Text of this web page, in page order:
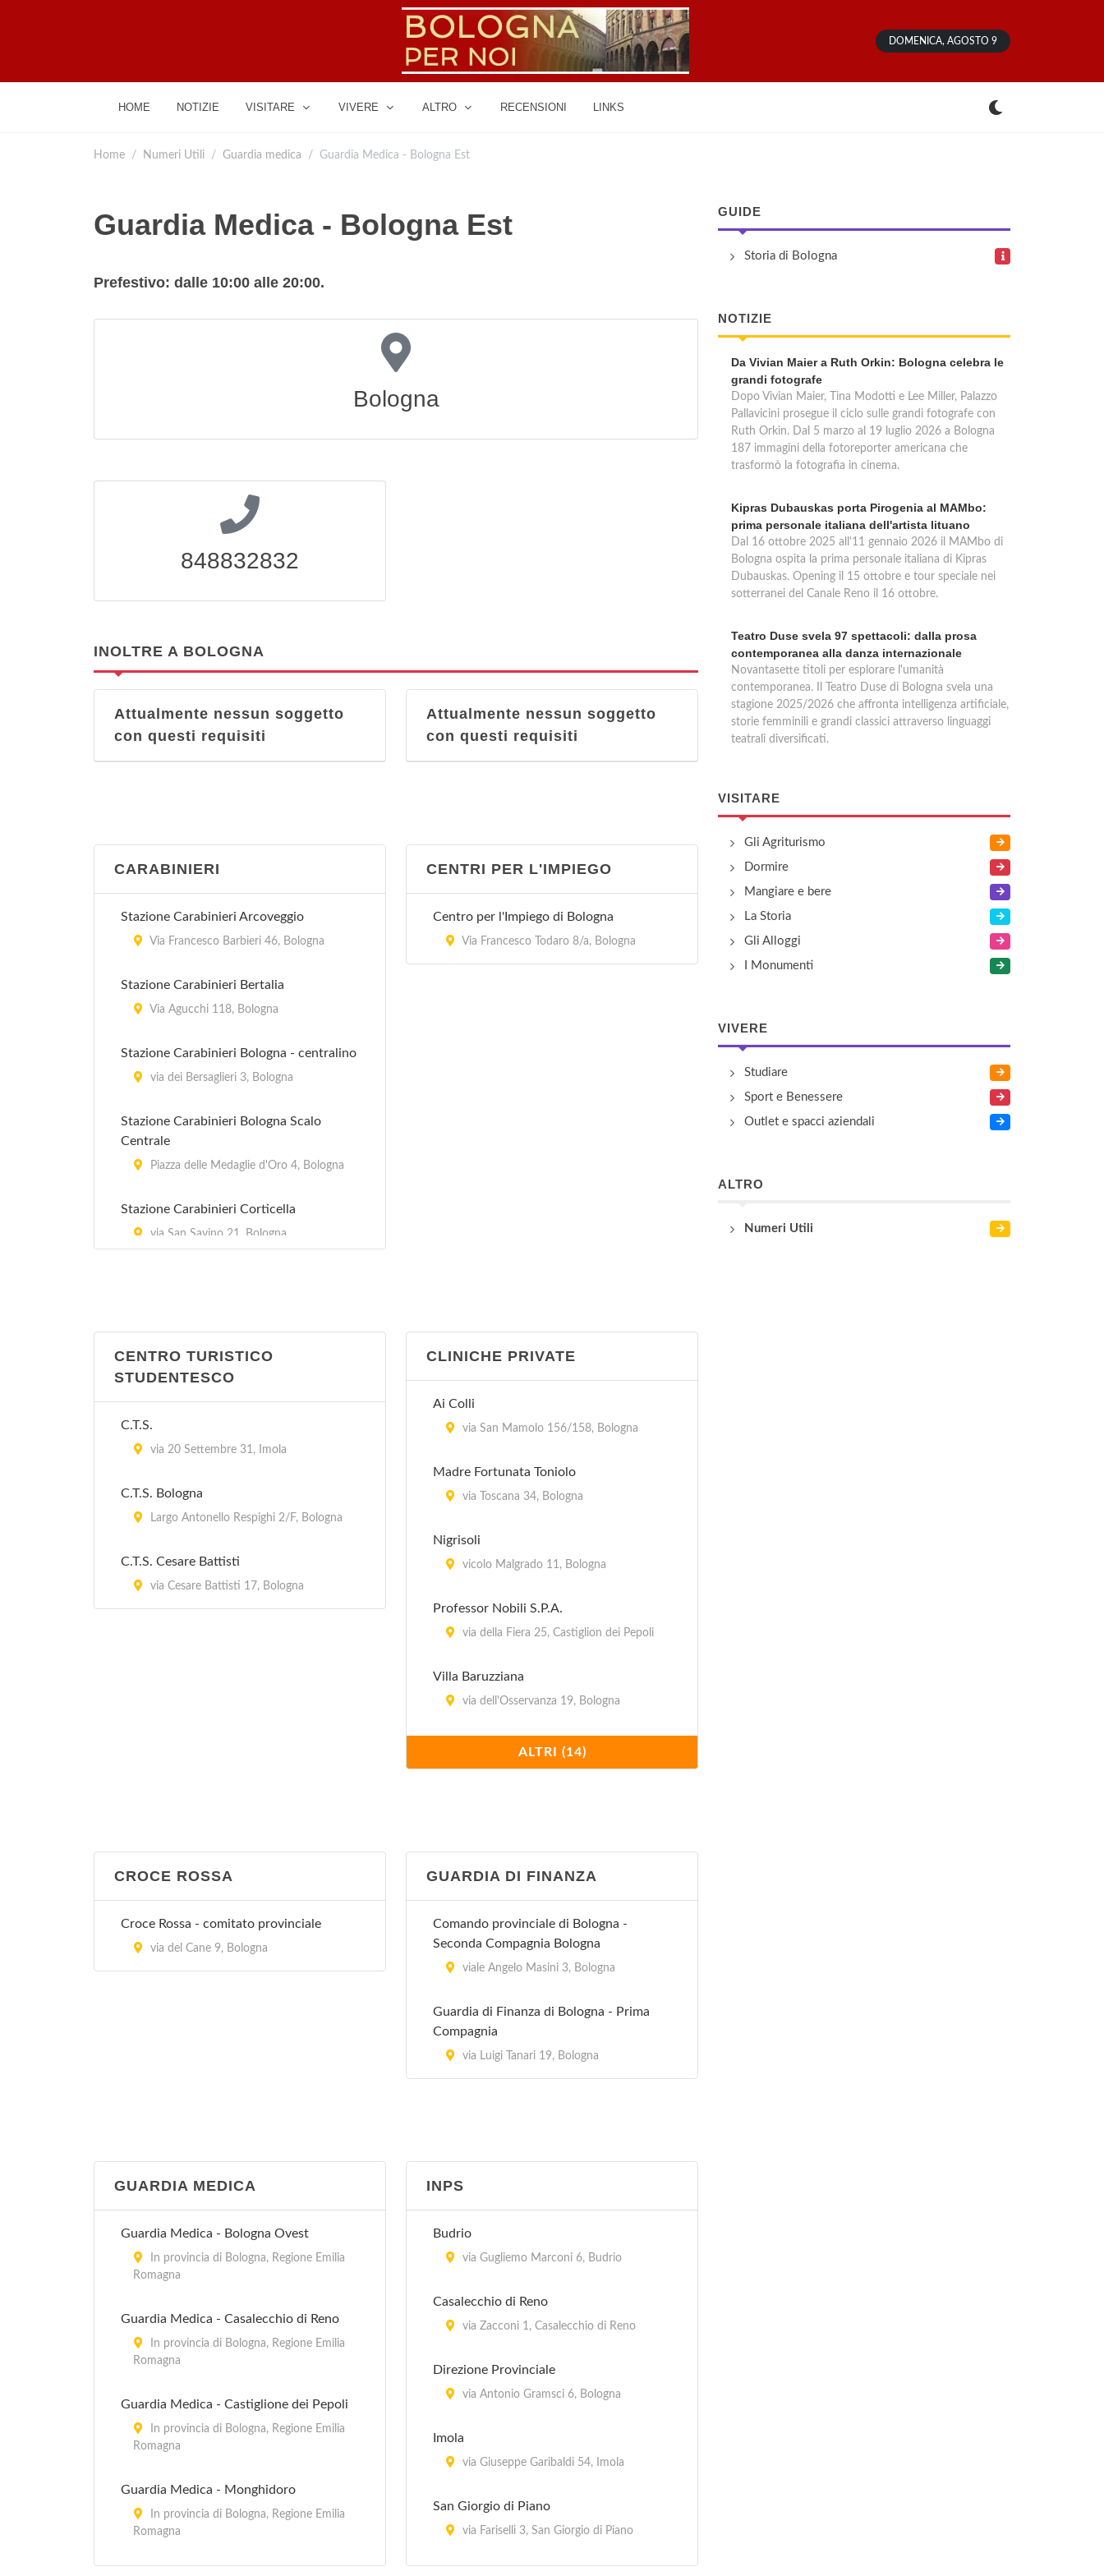
DOMENICA, AGOSTO 9
HOME NOTIZIE VISITARE VIVERE ALTRO RECENSIONI LINKS
Home Numeri Utili Guardia medica Guardia Medica - Bologna Est
Guardia Medica - Bologna Est
Prefestivo: dalle 10:00 alle 20:00.
Bologna
848832832
INOLTRE A BOLOGNA
Attualmente nessun soggetto
con questi requisiti
Attualmente nessun soggetto
con questi requisiti
CARABINIERI
Stazione Carabinieri Arcoveggio
Via Francesco Barbieri 46, Bologna
Stazione Carabinieri Bertalia
Via Agucchi 118, Bologna
Stazione Carabinieri Bologna - centralino
via dei Bersaglieri 3, Bologna
Stazione Carabinieri Bologna Scalo
Centrale
Piazza delle Medaglie d'Oro 4, Bologna
Stazione Carabinieri Corticella
via San Savino 21, Bologna
via Cipriani 25, Bologna
CENTRI PER L'IMPIEGO
Centro per l'Impiego di Bologna
Via Francesco Todaro 8/a, Bologna
CENTRO TURISTICO
STUDENTESCO
C.T.S.
via 20 Settembre 31, Imola
C.T.S. Bologna
Largo Antonello Respighi 2/F, Bologna
C.T.S. Cesare Battisti
via Cesare Battisti 17, Bologna
CLINICHE PRIVATE
Ai Colli
via San Mamolo 156/158, Bologna
Madre Fortunata Toniolo
via Toscana 34, Bologna
Nigrisoli
vicolo Malgrado 11, Bologna
Professor Nobili S.P.A.
via della Fiera 25, Castiglion dei Pepoli
Villa Baruzziana
via dell'Osservanza 19, Bologna
via Bellombra 24, Bologna
Villa Erbosa
Villa Laura
via Emilia Levante 137, Bologna
Villa Regina
ALTRI (14)
CROCE ROSSA
Croce Rossa - comitato provinciale
via del Cane 9, Bologna
GUARDIA DI FINANZA
Comando provinciale di Bologna -
Seconda Compagnia Bologna
viale Angelo Masini 3, Bologna
Guardia di Finanza di Bologna - Prima
Compagnia
via Luigi Tanari 19, Bologna
GUARDIA MEDICA
Guardia Medica - Bologna Ovest
In provincia di Bologna, Regione Emilia
Romagna
Guardia Medica - Casalecchio di Reno
In provincia di Bologna, Regione Emilia
Romagna
Guardia Medica - Castiglione dei Pepoli
In provincia di Bologna, Regione Emilia
Romagna
Guardia Medica - Monghidoro
In provincia di Bologna, Regione Emilia
Romagna
INPS
Budrio
via Gugliemo Marconi 6, Budrio
Casalecchio di Reno
via Zacconi 1, Casalecchio di Reno
Direzione Provinciale
via Antonio Gramsci 6, Bologna
Imola
via Giuseppe Garibaldi 54, Imola
San Giorgio di Piano
via Fariselli 3, San Giorgio di Piano
GUIDE
Storia di Bologna
NOTIZIE
Da Vivian Maier a Ruth Orkin: Bologna celebra le
grandi fotografe
Dopo Vivian Maier, Tina Modotti e Lee Miller, Palazzo
Pallavicini prosegue il ciclo sulle grandi fotografe con
Ruth Orkin. Dal 5 marzo al 19 luglio 2026 a Bologna
187 immagini della fotoreporter americana che
trasformò la fotografia in cinema.
Kipras Dubauskas porta Pirogenia al MAMbo:
prima personale italiana dell'artista lituano
Dal 16 ottobre 2025 all'11 gennaio 2026 il MAMbo di
Bologna ospita la prima personale italiana di Kipras
Dubauskas. Opening il 15 ottobre e tour speciale nei
sotterranei del Canale Reno il 16 ottobre.
Teatro Duse svela 97 spettacoli: dalla prosa
contemporanea alla danza internazionale
Novantasette titoli per esplorare l'umanità
contemporanea. Il Teatro Duse di Bologna svela una
stagione 2025/2026 che affronta intelligenza artificiale,
storie femminili e grandi classici attraverso linguaggi
teatrali diversificati.
VISITARE
Gli Agriturismo
Dormire
Mangiare e bere
La Storia
Gli Alloggi
I Monumenti
VIVERE
Studiare
Sport e Benessere
Outlet e spacci aziendali
ALTRO
Numeri Utili